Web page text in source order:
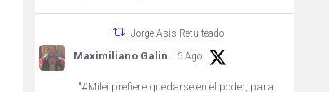
Jorge Asis Retuiteado
Maximiliano Galin 6 Ago
"#Milei prefiere quedarse en el poder, para